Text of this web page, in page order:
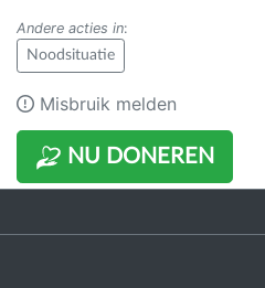
NU DONEREN
Andere acties in:
Noodsituatie
Misbruik melden